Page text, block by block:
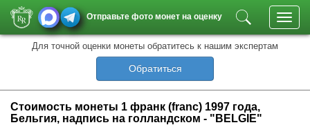
Отправьте фото монет на оценку
Для точной оценки монеты обратитесь к нашим экспертам
Обратиться
Стоимость монеты 1 франк (franc) 1997 года,
Бельгия, надпись на голландском - "BELGIE"